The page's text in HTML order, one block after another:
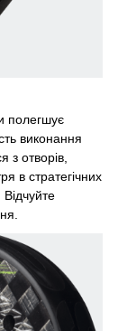
полегшує
виконання
з отворів,
в стратегічних